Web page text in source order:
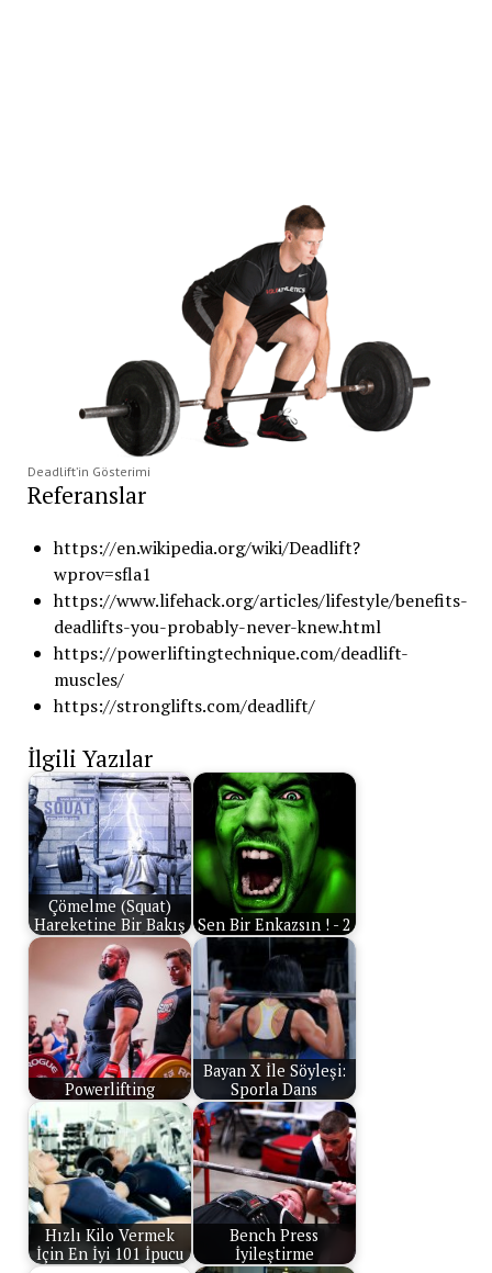
Deadlift’in Gösterimi
Referanslar
https://en.wikipedia.org/wiki/Deadlift?
wprov=sfla1
https://www.lifehack.org/articles/lifestyle/benefits-
deadlifts-you-probably-never-knew.html
https://powerliftingtechnique.com/deadlift-
muscles/
https://stronglifts.com/deadlift/
İlgili Yazılar
Çömelme (Squat)
Hareketine Bir Bakış
Sen Bir Enkazsın ! - 2
Powerlifting
Bayan X İle Söyleşi:
Sporla Dans
Hızlı Kilo Vermek
İçin En İyi 101 İpucu
Bench Press
İyileştirme